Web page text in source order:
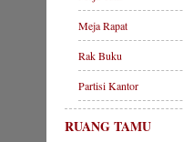
Meja Rapat
Rak Buku
Partisi Kantor
RUANG TAMU